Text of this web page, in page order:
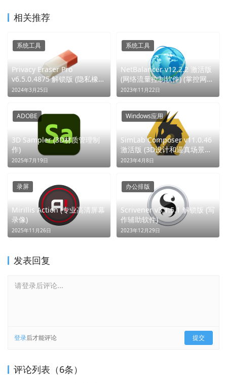
相关推荐
Privacy Eraser Pro
v6.5.0.4875 解锁版 (隐私橡皮
擦)
2024年3月25日
系统工具
NetBalancer v12.2.2 激活版
(网络流量控制软件) (掌控网
络，平衡世界)
2023年11月22日
系统工具
3D Sampler (3D材质管理制
作)
2025年7月19日
ADOBE
SimLab Composer v11.0.46
激活版 (3D设计和逼真场景的
多功能软件) (无有效返回内容)
2023年4月8日
Windows应用
Mirillis Action (专业高清屏幕
录像)
2025年11月26日
录屏
Scrivener v3.1.5.1 解锁版 (写
作辅助软件)
2023年12月29日
办公排版
发表回复
请登录后评论...
登录后才能评论 提交
评论列表（6条）